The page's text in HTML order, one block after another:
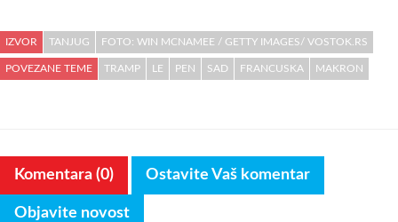
IZVOR TANJUG FOTO: WIN MCNAMEE / GETTY IMAGES/ VOSTOK.RS
POVEZANE TEME TRAMP LE PEN SAD FRANCUSKA MAKRON
Komentara (0) Ostavite Vaš komentar
Objavite novost